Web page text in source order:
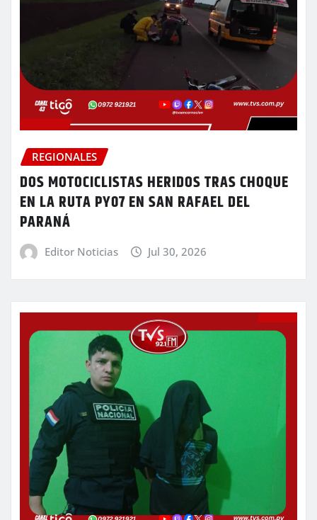
REGIONALES
DOS MOTOCICLISTAS HERIDOS TRAS CHOQUE
EN LA RUTA PY07 EN SAN RAFAEL DEL
PARANÁ
Editor Noticias Jul 30, 2026